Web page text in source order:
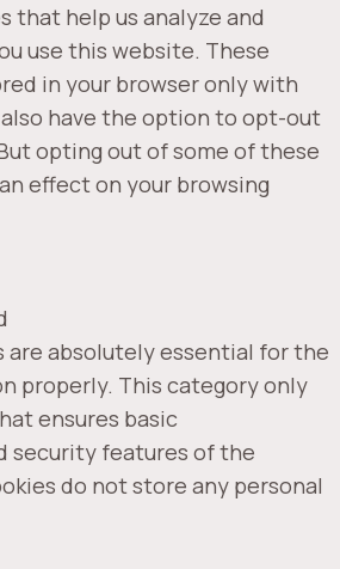
that help us analyze and
use this website. These
in your browser only with
also have the option to opt-out
opting out of some of these
effect on your browsing
are absolutely essential for the
properly. This category only
ensures basic
security features of the
do not store any personal